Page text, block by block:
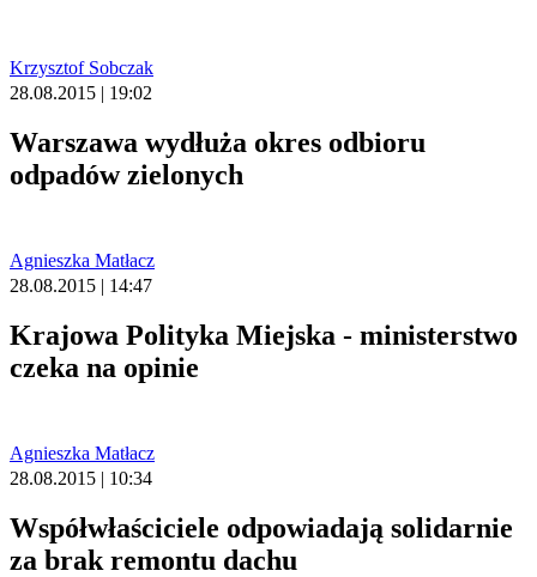
Krzysztof Sobczak
28.08.2015 | 19:02
Warszawa wydłuża okres odbioru
odpadów zielonych
Agnieszka Matłacz
28.08.2015 | 14:47
Krajowa Polityka Miejska - ministerstwo
czeka na opinie
Agnieszka Matłacz
28.08.2015 | 10:34
Współwłaściciele odpowiadają solidarnie
za brak remontu dachu